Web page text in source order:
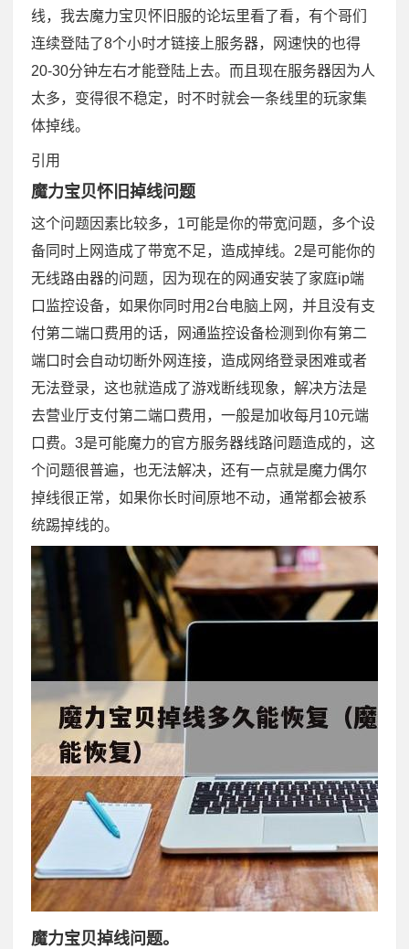
线，我去魔力宝贝怀旧服的论坛里看了看，有个哥们
连续登陆了8个小时才链接上服务器，网速快的也得
20-30分钟左右才能登陆上去。而且现在服务器因为人
太多，变得很不稳定，时不时就会一条线里的玩家集
体掉线。
引用
魔力宝贝怀旧掉线问题
这个问题因素比较多，1可能是你的带宽问题，多个设
备同时上网造成了带宽不足，造成掉线。2是可能你的
无线路由器的问题，因为现在的网通安装了家庭ip端
口监控设备，如果你同时用2台电脑上网，并且没有支
付第二端口费用的话，网通监控设备检测到你有第二
端口时会自动切断外网连接，造成网络登录困难或者
无法登录，这也就造成了游戏断线现象，解决方法是
去营业厅支付第二端口费用，一般是加收每月10元端
口费。3是可能魔力的官方服务器线路问题造成的，这
个问题很普遍，也无法解决，还有一点就是魔力偶尔
掉线很正常，如果你长时间原地不动，通常都会被系
统踢掉线的。
魔力宝贝掉线问题。